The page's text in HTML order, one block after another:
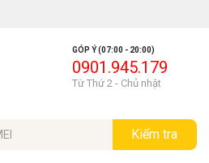
GÓP Ý (07:00 - 20:00)
0901.945.179
Từ Thứ 2 - Chủ nhật
Kiểm tra